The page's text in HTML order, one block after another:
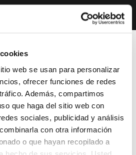
web se usan para personalizar
ofrecer funciones de redes
Además, compartimos
que haga del sitio web con
sociales, publicidad y análisis
con otra información
o que hayan recopilado a